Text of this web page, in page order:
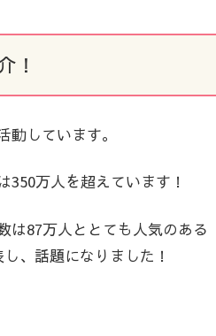
！
しています。
万人を超えています！
は87万人ととても人気のある
、話題になりました！